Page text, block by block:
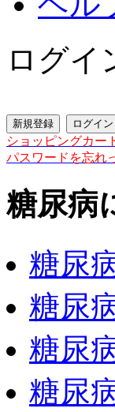
ログイ
ショッピングカー
パスワードを忘れ
糖尿病
糖尿
糖尿
糖尿
糖尿